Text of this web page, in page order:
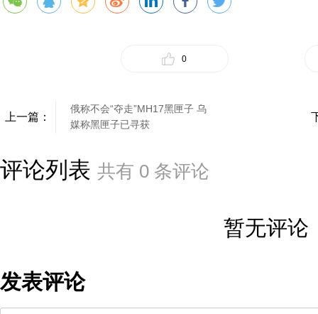
0
上一篇：
俄称不会“夺走”MH17黑匣子 乌
媒称黑匣子已寻获
评论列表 共有 0 条评论
暂无评论
发表评论